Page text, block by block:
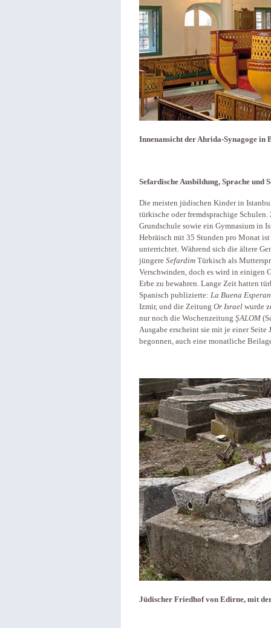
Innenansicht der Ahrida-Synagoge in
Sefardische Ausbildung, Sprache und
Die meisten jüdischen Kinder in
türkische oder fremdsprachige
Grundschule sowie ein Gymnasium in
Hebräisch mit 35 Stunden pro Monat
unterrichtet. Während sich die ältere
jüngere Sefardim Türkisch als
Verschwinden, doch es wird in einigen
Erbe zu bewahren. Lange Zeit hatten
Spanisch publizierte: La Buena
Izmir, und die Zeitung Or Israel wurde
nur noch die Wochenzeitung ŞALOM
Ausgabe erscheint sie mit je einer
begonnen, auch eine monatliche
Jüdischer Friedhof von Edirne, mit